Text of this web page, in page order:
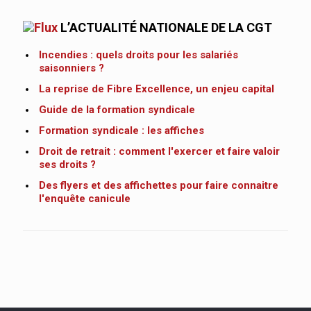
L’ACTUALITÉ NATIONALE DE LA CGT
Incendies : quels droits pour les salariés
saisonniers ?
La reprise de Fibre Excellence, un enjeu capital
Guide de la formation syndicale
Formation syndicale : les affiches
Droit de retrait : comment l'exercer et faire valoir
ses droits ?
Des flyers et des affichettes pour faire connaitre
l'enquête canicule